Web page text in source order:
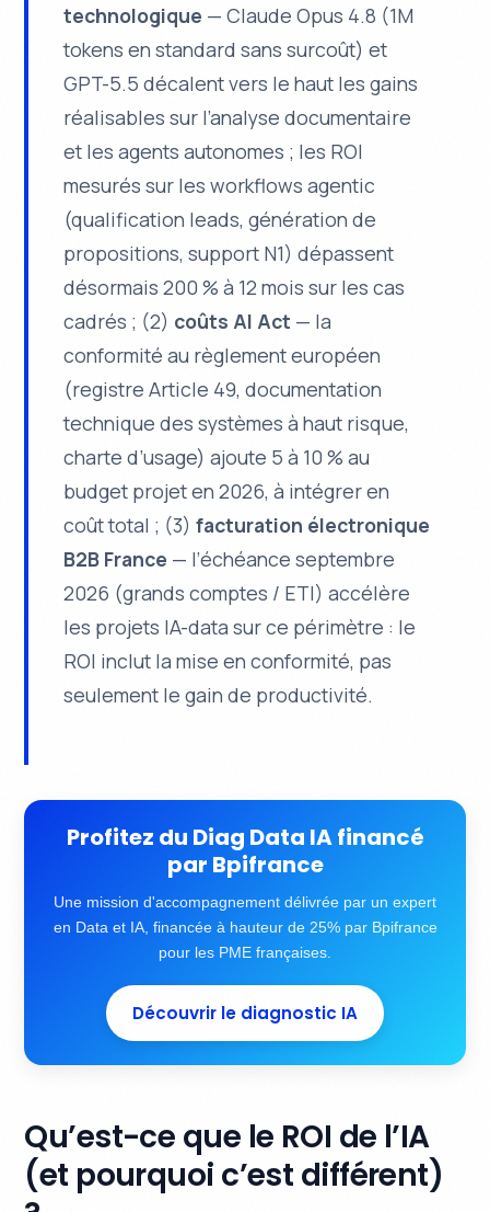
technologique — Claude Opus 4.8 (1M
tokens en standard sans surcoût) et
GPT-5.5 décalent vers le haut les gains
réalisables sur l’analyse documentaire
et les agents autonomes ; les ROI
mesurés sur les workflows agentic
(qualification leads, génération de
propositions, support N1) dépassent
désormais 200 % à 12 mois sur les cas
cadrés ; (2) coûts AI Act — la
conformité au règlement européen
(registre Article 49, documentation
technique des systèmes à haut risque,
charte d’usage) ajoute 5 à 10 % au
budget projet en 2026, à intégrer en
coût total ; (3)facturation électronique
B2B France — l’échéance septembre
2026 (grands comptes / ETI) accélère
les projets IA-data sur ce périmètre : le
ROI inclut la mise en conformité, pas
seulement le gain de productivité.
Profitez du Diag Data IA financé
par Bpifrance
Une mission d'accompagnement délivrée par un expert
en Data et IA, financée à hauteur de 25% par Bpifrance
pour les PME françaises.
Découvrir le diagnostic IA
Qu’est-ce que le ROI de l’IA
(et pourquoi c’est différent)